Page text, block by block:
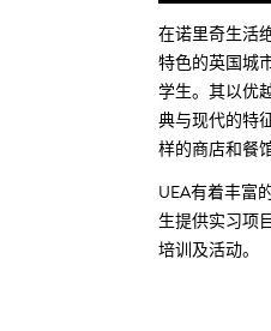
在诺里奇生活
特色的英国城
学生。其以优
典与现代的特
样的商店和餐馆
UEA有着丰富
生提供实习项
培训及活动。